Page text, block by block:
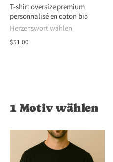
T-shirt oversize premium
personnalisé en coton bio
Herzenswort wählen
$51.00
1 Motiv wählen